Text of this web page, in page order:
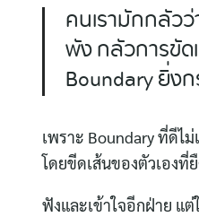
คนเรามักกลัว
พัง กลัวการขั
Boundary ยิ่ง
เพราะ Boundary ที่ดีไ
โดยขีดเส้นของตัวเองที่
ฟังและเข้าใจอีกฝ่าย แ